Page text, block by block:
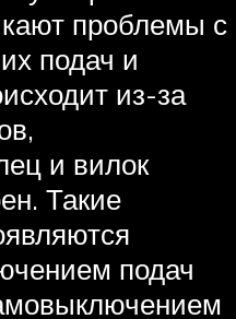
проблемы с
подач и
из-за
и вилок
Такие
подач